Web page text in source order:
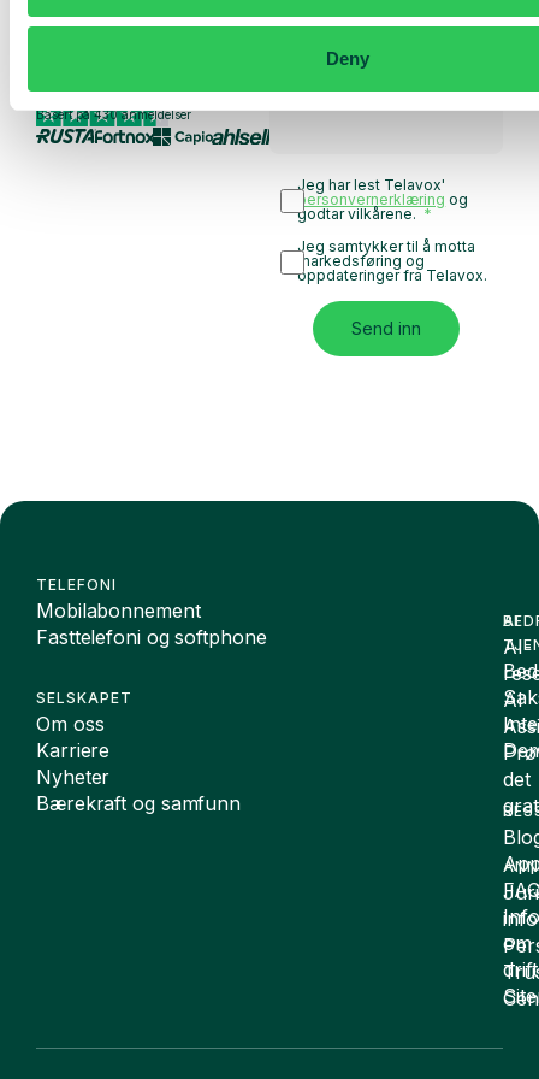
Deny
Utforsk bruksområder
Basert på 430 anmeldelser
Jeg har lest Telavox'
personvernerklæring og
godtar vilkårene.
Jeg samtykker til å motta
markedsføring og
oppdateringer fra Telavox.
Send inn
TELEFONI
Mobilabonnement
Fasttelefoni og softphone
SELSKAPET
Om oss
Karriere
Nyheter
Bærekraft og samfunn
om
drift
AI
AI-
AI
det